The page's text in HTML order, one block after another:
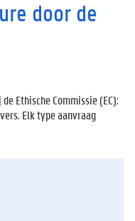
door de
Ethische Commissie (EC):
Elk type aanvraag